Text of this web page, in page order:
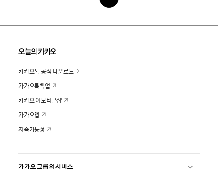
오늘의 카카오
카카오톡 공식 다운로드
카카오톡백업
카카오 이모티콘샵
카카오맵
지속가능성
카카오 그룹의 서비스